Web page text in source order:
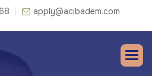
apply@acibadem.com